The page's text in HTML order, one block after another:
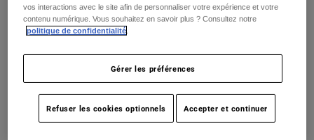
Gear Bags
Replacement Parts
Base Layers
Socks
Replacement Parts
Sweatshirts
Jackets
Pants
Tout acheter
Price reduced from
49,95 C$ to34,99 C$ 29% OFF
vos interactions avec le site afin de personnaliser votre expérience et votre
contenu numérique. Vous souhaitez en savoir plus ? Consultez notre
politique de confidentialité
Gérer les préférences
Refuser les cookies optionnels Accepter et continuer